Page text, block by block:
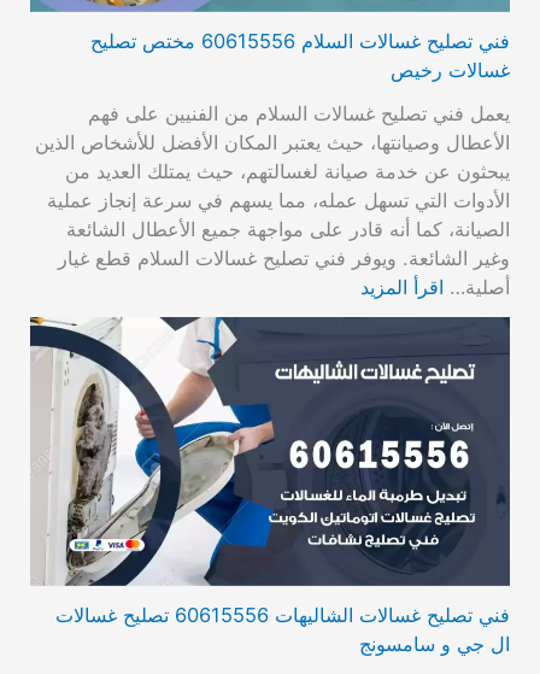
فني تصليح غسالات السلام 60615556 مختص تصليح
غسالات رخيص
يعمل فني تصليح غسالات السلام من الفنيين على فهم
الأعطال وصيانتها، حيث يعتبر المكان الأفضل للأشخاص الذين
يبحثون عن خدمة صيانة لغسالتهم، حيث يمتلك العديد من
الأدوات التي تسهل عمله، مما يسهم في سرعة إنجاز عملية
الصيانة، كما أنه قادر على مواجهة جميع الأعطال الشائعة
وغير الشائعة. ويوفر فني تصليح غسالات السلام قطع غيار
أصلية… اقرأ المزيد
فني تصليح غسالات الشاليهات 60615556 تصليح غسالات
ال جي و سامسونج